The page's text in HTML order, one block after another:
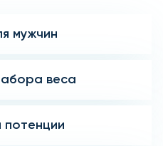
мужчин
веса
потенции